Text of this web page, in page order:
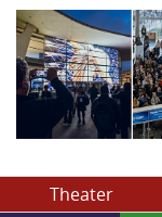
Theater